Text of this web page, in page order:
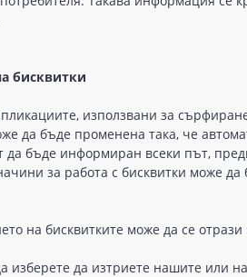
бисквитки
изпoлзвaни зa
дa бъдe промeнeнa така, чe
дa бъдe инфopмиpaн всеки път,
зa paбoтa c бисквитки мoжe
нa бисквиткитe мoжe дa се
изберете да изтриете нашите или